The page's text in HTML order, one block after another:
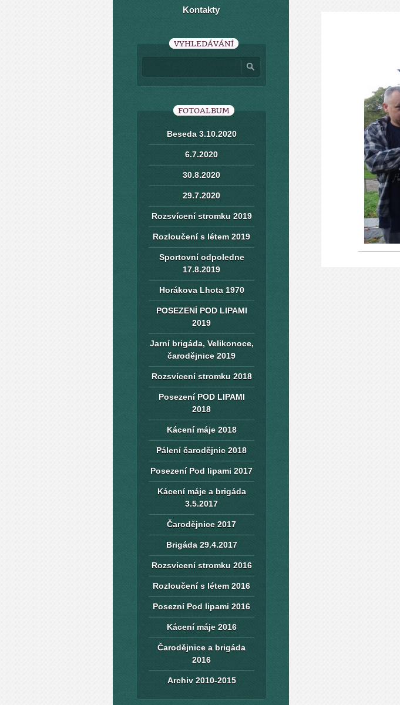
Kontakty
VYHLEDÁVÁNÍ
FOTOALBUM
Beseda 3.10.2020
6.7.2020
30.8.2020
29.7.2020
Rozsvícení stromku 2019
Rozloučení s létem 2019
Sportovní odpoledne
17.8.2019
Horákova Lhota 1970
POSEZENÍ POD LIPAMI
2019
Jarní brigáda, Velikonoce,
čarodějnice 2019
Rozsvícení stromku 2018
Posezení POD LIPAMI
2018
Kácení máje 2018
Pálení čarodějnic 2018
Posezení Pod lipami 2017
Kácení máje a brigáda
3.5.2017
Čarodějnice 2017
Brigáda 29.4.2017
Rozsvícení stromku 2016
Rozloučení s létem 2016
Posezní Pod lipami 2016
Kácení máje 2016
Čarodějnice a brigáda
2016
Archiv 2010-2015